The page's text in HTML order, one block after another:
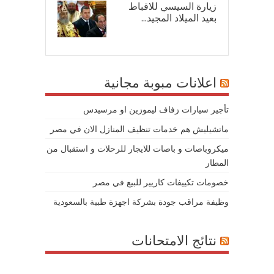
زيارة السيسي للاقباط
بعيد الميلاد المجيد...
اعلانات مبوبة مجانية
تأجير سيارات زفاف ليموزين او مرسيدس
ماتشيليش هم خدمات تنظيف المنازل الان في مصر
ميكروباصات و باصات للايجار للرحلات و استقبال من
المطار
خصومات تكييفات كاريير للبيع في مصر
وظيفة مراقب جودة بشركة اجهزة طبية بالسعودية
نتائج الامتحانات